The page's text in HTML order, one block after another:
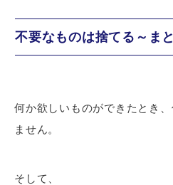
不要なものは捨てる～ま
何か欲しいものができたとき
ません。
そして、